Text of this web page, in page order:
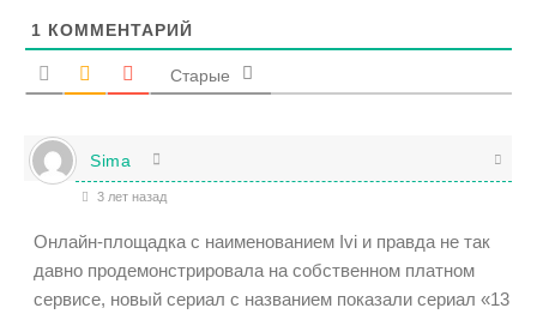
1 КОММЕНТАРИЙ
Старые
Sima
3 лет назад
Онлайн-площадка с наименованием Ivi и правда не так
давно продемонстрировала на собственном платном
сервисе, новый сериал с названием показали сериал «13